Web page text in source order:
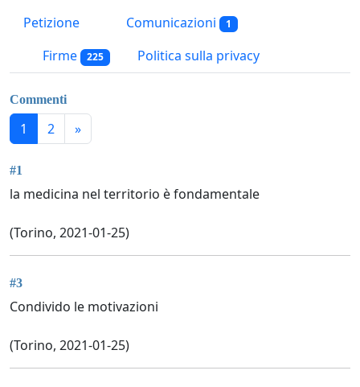
Petizione Comunicazioni 1
Firme 225 Politica sulla privacy
Commenti
1 2 »
#1
la medicina nel territorio è fondamentale
(Torino, 2021-01-25)
#3
Condivido le motivazioni
(Torino, 2021-01-25)